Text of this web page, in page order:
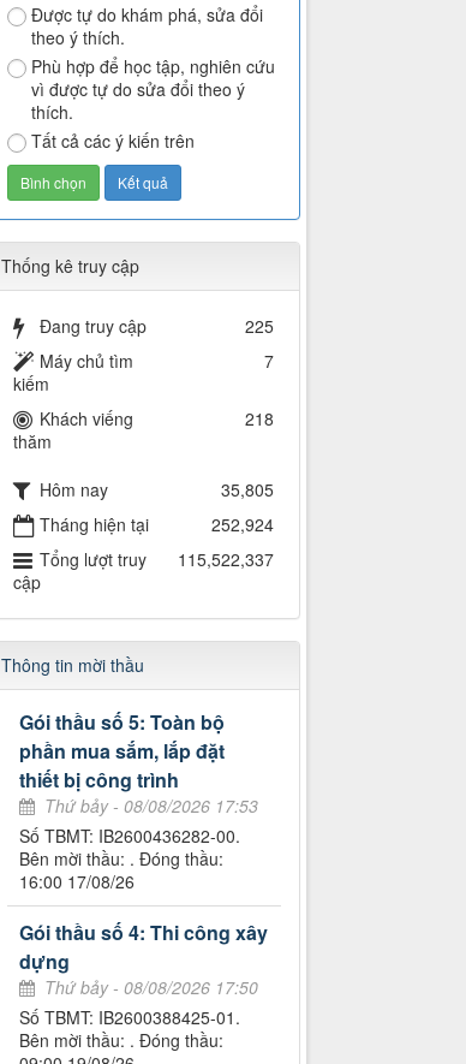
Được tự do khám phá, sửa đổi
theo ý thích.
Phù hợp để học tập, nghiên cứu
vì được tự do sửa đổi theo ý
thích.
Tất cả các ý kiến trên
Thống kê truy cập
Đang truy cập
225
Máy chủ tìm
kiếm
7
Khách viếng
thăm
218
Hôm nay
35,805
Tháng hiện tại
252,924
Tổng lượt truy
cập
115,522,337
Thông tin mời thầu
Gói thầu số 5: Toàn bộ
phần mua sắm, lắp đặt
thiết bị công trình
Thứ bảy - 08/08/2026 17:53
Số TBMT: IB2600436282-00.
Bên mời thầu: . Đóng thầu:
16:00 17/08/26
Gói thầu số 4: Thi công xây
dựng
Thứ bảy - 08/08/2026 17:50
Số TBMT: IB2600388425-01.
Bên mời thầu: . Đóng thầu: